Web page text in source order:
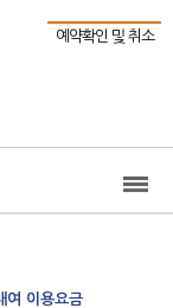
예약확인 및 취소
여 이용요금